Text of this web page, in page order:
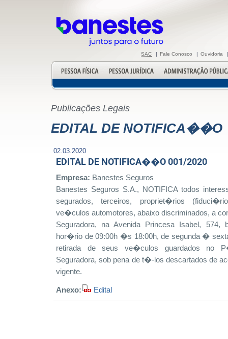
SAC | Fale Conosco | Ouvidoria |
Publicações Legais
EDITAL DE NOTIFICA��O
02.03.2020
EDITAL DE NOTIFICA��O 001/2020
Empresa: Banestes Seguros
Banestes Seguros S.A., NOTIFICA todos
segurados, terceiros, propriet�rios
ve�culos automotores, abaixo discriminados, a
Seguradora, na Avenida Princesa Isabel,
hor�rio de 09:00h �s 18:00h, de segunda �
retirada de seus ve�culos guardados no
Seguradora, sob pena de t�-los descartados de
vigente.
Anexo: Edital